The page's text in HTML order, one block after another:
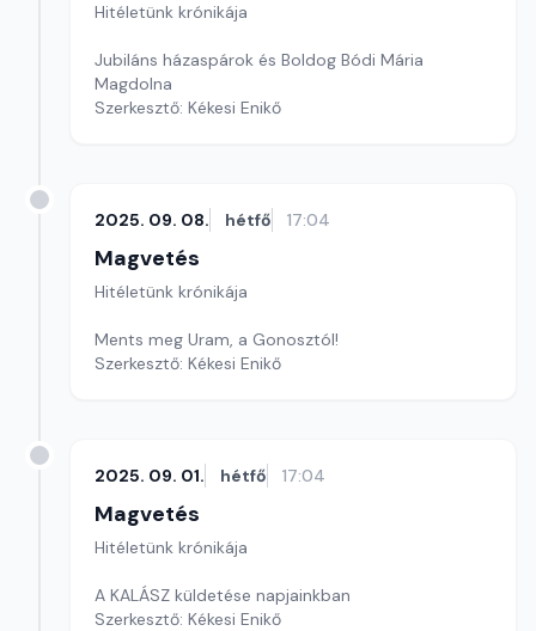
Hitéletünk krónikája
Jubiláns házaspárok és Boldog Bódi Mária
Magdolna
Szerkesztő: Kékesi Enikő
2025. 09. 08. hétfő 17:04
Magvetés
Hitéletünk krónikája
Ments meg Uram, a Gonosztól!
Szerkesztő: Kékesi Enikő
2025. 09. 01. hétfő 17:04
Magvetés
Hitéletünk krónikája
A KALÁSZ küldetése napjainkban
Szerkesztő: Kékesi Enikő